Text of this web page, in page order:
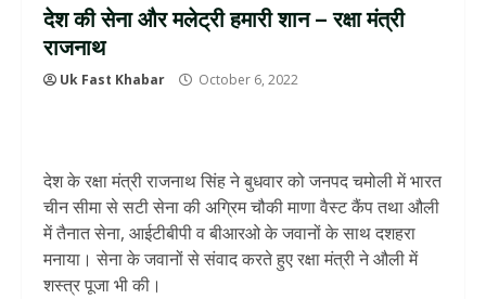
देश की सेना और मलेट्री हमारी शान – रक्षा मंत्री
राजनाथ
Uk Fast Khabar October 6, 2022
देश के रक्षा मंत्री राजनाथ सिंह ने बुधवार को जनपद चमोली में भारत
चीन सीमा से सटी सेना की अग्रिम चौकी माणा वैस्ट कैंप तथा औली
में तैनात सेना, आईटीबीपी व बीआरओ के जवानों के साथ दशहरा
मनाया। सेना के जवानों से संवाद करते हुए रक्षा मंत्री ने औली में
शस्त्र पूजा भी की।